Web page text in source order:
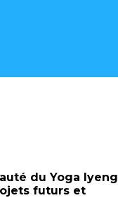
du Yoga
futurs et